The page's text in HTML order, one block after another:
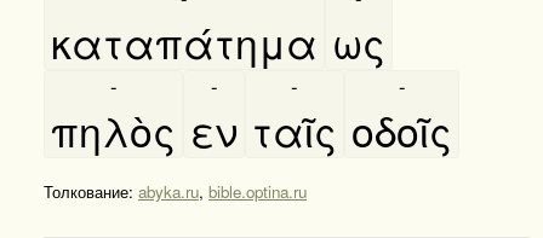
καταπάτημα ως
πηλὸς
-
εν
-
ταῖς
-
οδοῖς
-
Толкование: abyka.ru, bible.optina.ru